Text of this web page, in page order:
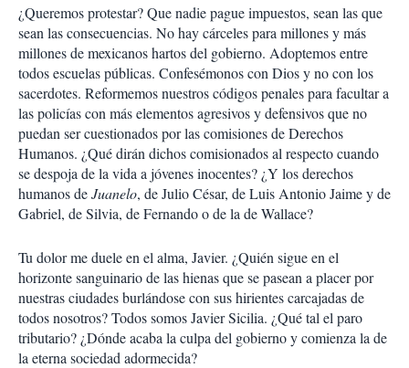
¿Queremos protestar? Que nadie pague impuestos, sean las que
sean las consecuencias. No hay cárceles para millones y más
millones de mexicanos hartos del gobierno. Adoptemos entre
todos escuelas públicas. Confesémonos con Dios y no con los
sacerdotes. Reformemos nuestros códigos penales para facultar a
las policías con más elementos agresivos y defensivos que no
puedan ser cuestionados por las comisiones de Derechos
Humanos. ¿Qué dirán dichos comisionados al respecto cuando
se despoja de la vida a jóvenes inocentes? ¿Y los derechos
humanos deJuanelo, de Julio César, de Luis Antonio Jaime y de
Gabriel, de Silvia, de Fernando o de la de Wallace?
Tu dolor me duele en el alma, Javier. ¿Quién sigue en el
horizonte sanguinario de las hienas que se pasean a placer por
nuestras ciudades burlándose con sus hirientes carcajadas de
todos nosotros? Todos somos Javier Sicilia. ¿Qué tal el paro
tributario? ¿Dónde acaba la culpa del gobierno y comienza la de
la eterna sociedad adormecida?